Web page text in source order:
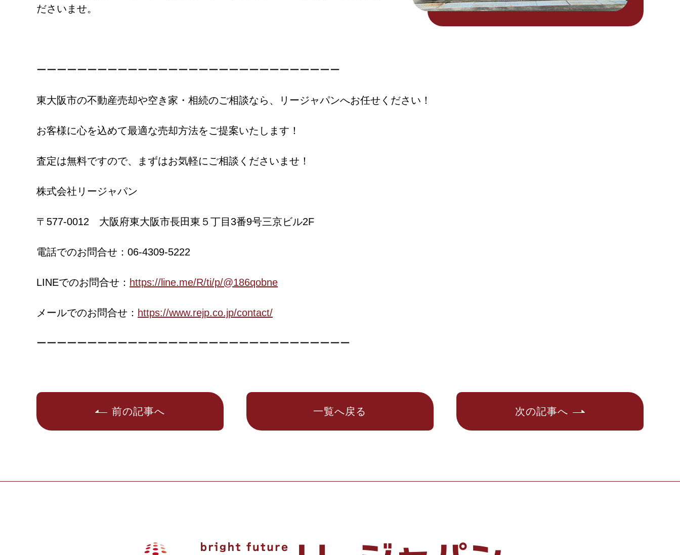
ださいませ。
ーーーーーーーーーーーーーーーーーーーーーーーーーーーーーー
東大阪市の不動産売却や空き家・相続のご相談なら、リージャパンへお任せください！
お客様に心を込めて最適な売却方法をご提案いたします！
査定は無料ですので、まずはお気軽にご相談くださいませ！
株式会社リージャパン
〒577-0012 大阪府東大阪市長田東５丁目3番9号三京ビル2F
電話でのお問合せ：06-4309-5222
LINEでのお問合せ： https://line.me/R/ti/p/@186qobne
メールでのお問合せ： https://www.rejp.co.jp/contact/
ーーーーーーーーーーーーーーーーーーーーーーーーーーーーーーー
前の記事へ 一覧へ戻る 次の記事へ